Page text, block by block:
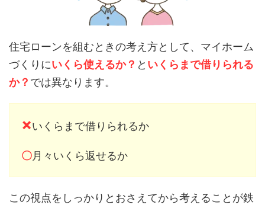
住宅ローンを組むときの考え方として、マイホーム
づくりにいくら使えるか？ と いくらまで借りられる
か？ では異なります。
×いくらまで借りられるか
〇月々いくら返せるか
この視点をしっかりとおさえてから考えることが鉄